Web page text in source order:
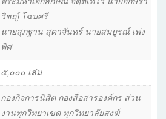
วิชญ์ โฉมศรี
นายสุภฐาน สุดาจันทร์ นายสมบูรณ์ เพ่ง
พิศ
๕,๐๐๐ เล่ม
กองกิจการนิสิต กองสื่อสารองค์กร ส่วน
งานทุกวิทยาเขต ทุกวิทยาลัยสงฆ์